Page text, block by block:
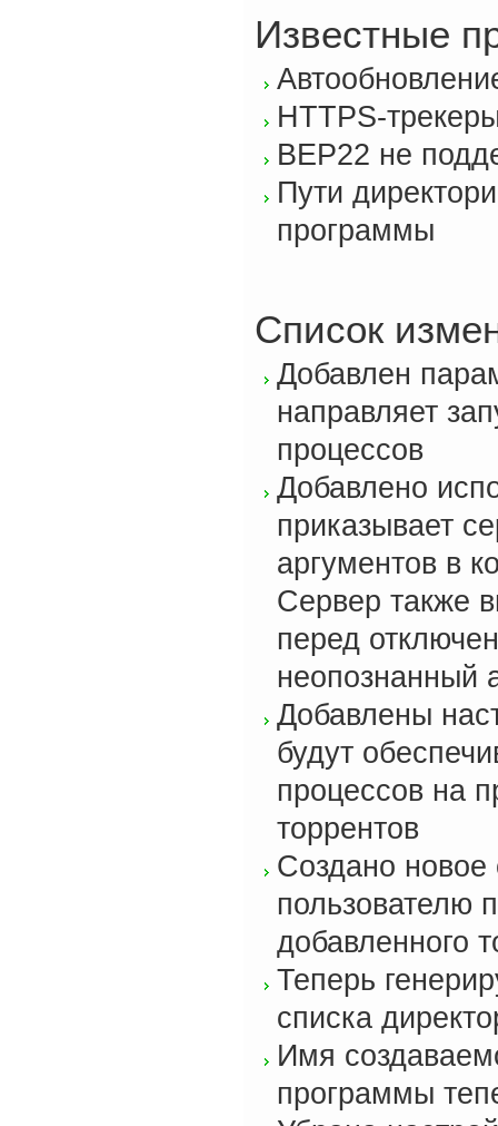
Известные
HTTPS-
BEP22 не
Пути
программы
Список
Добавлен
направляет
процессов
Добавлено
приказывает
аргументов в
Сервер также
перед
неопознанный
Добавлены
будут
процессов на
торрентов
Создано новое
пользователю
добавленного
Теперь
списка
Имя
программы